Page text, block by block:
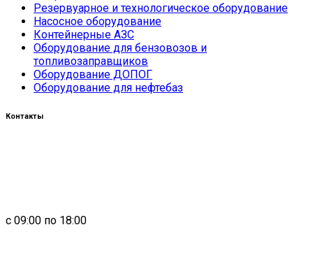
Резервуарное и технологическое оборудование
Насосное оборудование
Контейнерные АЗС
Оборудование для бензовозов и
топливозаправщиков
Оборудование ДОПОГ
Оборудование для нефтебаз
Контакты
с 09:00 по 18:00